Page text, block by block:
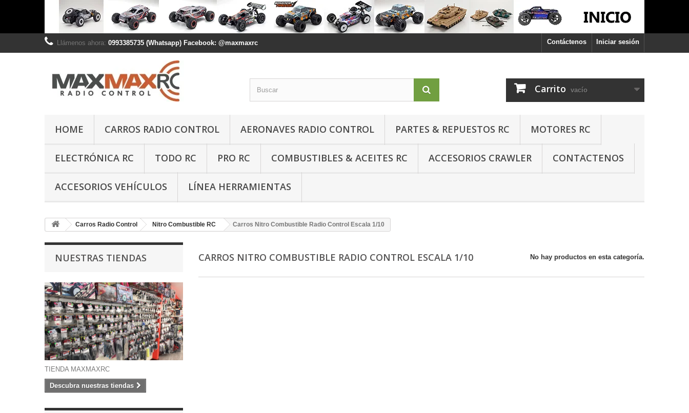
Iniciar sesión
Contáctenos
Llámenos ahora: 0993385735 (Whatsapp) Facebook: @maxmaxrc
Carrito vacío
HOME CARROS RADIO CONTROL AERONAVES RADIO CONTROL PARTES & REPUESTOS RC MOTORES RC
ELECTRÓNICA RC TODO RC PRO RC COMBUSTIBLES & ACEITES RC ACCESORIOS CRAWLER CONTACTENOS
ACCESORIOS VEHÍCULOS LÍNEA HERRAMIENTAS
Carros Radio Control Nitro Combustible RC Carros Nitro Combustible Radio Control Escala 1/10
NUESTRAS TIENDAS
TIENDA MAXMAXRC
Descubra nuestras tiendas
CARROS NITRO COMBUSTIBLE RADIO CONTROL ESCALA 1/10 No hay productos en esta categoría.